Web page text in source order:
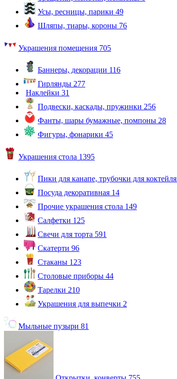
Усы, ресницы, парики 49
Шляпы, тиары, короны 76
Украшения помещения 705
Баннеры, декорации 116
Гирлянды 277
Наклейки 31
Подвески, каскады, пружинки 256
Фанты, шары бумажные, помпоны 28
Фигуры, фонарики 45
Украшения стола 1395
Пики для канапе, трубочки для коктейля
Посуда декоративная 14
Прочие украшения стола 149
Салфетки 125
Свечи для торта 591
Скатерти 96
Стаканы 123
Столовые приборы 44
Тарелки 210
Украшения для выпечки 2
Мыльные пузыри 81